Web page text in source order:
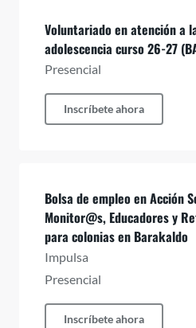
Voluntariado en atención a
adolescencia curso 26-27
Presencial
Inscríbete ahora
Bolsa de empleo en Acción
Monitor@s, Educadores y
para colonias en Barakaldo
Impulsa
Presencial
Inscríbete ahora